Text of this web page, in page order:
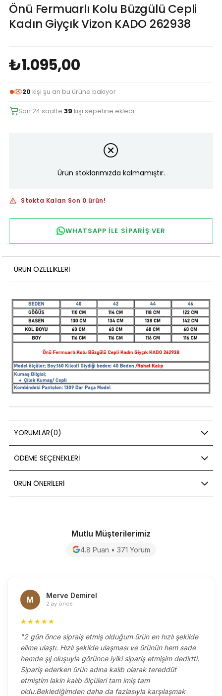
Önü Fermuarlı Kolu Büzgülü Cepli
Kadın Giyçık Vizon KADO 262938
₺1.095,00
20 kişi şu an bu ürüne bakıyor
Son 24 saatte39 kişi sepetine ekledi
Ürün stoklarımızda kalmamıştır.
Stokta Kalan Son 0 ürün!
WHATSAPP ILE SIPARIŞ VER
ÜRÜN ÖZELLIKLERI
YORUMLAR(0)
ÖDEME SEÇENEKLERI
ÜRÜN ÖNERILERI
Mutlu Müşterilerimiz
4.8 Puan • 371 Yorum
M Merve Demirel
2 ay önce
★★★★★
"2 gün önce sipraiş etmiş olduğum ürün en hızlı şekilde
elime ulaştı. Hızlı şekilde ulaşması ve ürünün hem sade
hemde şıj oluşuyla görünce iyiki sipariş etmişim dedirtti.
Sipariş ederken ürün adına kalıb olarak tereddüt
etmiştim lakin kalıb ölçüleri tam imiş tam
oldu.Beklediğimden daha da fazlasıyla karşılaşmak